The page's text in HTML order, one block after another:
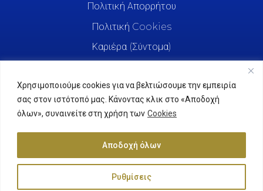
Χρησιμοποιούμε cookies για να βελτιώσουμε την εμπειρία
σας στον ιστότοπό μας. Κάνοντας κλικ στο «Αποδοχή
όλων», συναινείτε στη χρήση των Cookies
Ρυθμίσεις
Αποδοχή όλων
Πολιτική Απορρήτου
Πολιτική Cookies
Καριέρα (Σύντομα)